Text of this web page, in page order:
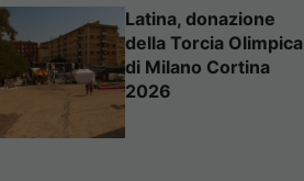
Latina, donazione
della Torcia Olimpica
di Milano Cortina
2026